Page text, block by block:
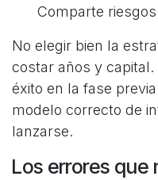
Comparte
No elegir bien la
costar años y
éxito en la fase
modelo correcto de
lanzarse.
Los errores que